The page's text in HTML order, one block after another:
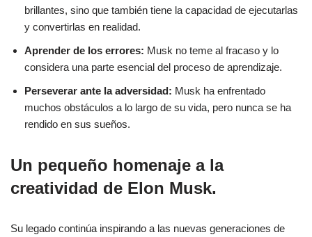
brillantes, sino que también tiene la capacidad de ejecutarlas
y convertirlas en realidad.
Aprender de los errores: Musk no teme al fracaso y lo
considera una parte esencial del proceso de aprendizaje.
Perseverar ante la adversidad: Musk ha enfrentado
muchos obstáculos a lo largo de su vida, pero nunca se ha
rendido en sus sueños.
Un pequeño homenaje a la
creatividad de Elon Musk.
Su legado continúa inspirando a las nuevas generaciones de